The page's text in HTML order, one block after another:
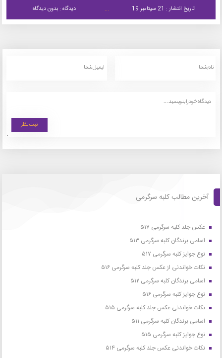
تاریخ انتشار : 21 سپتامبر 19 دیدگاه : بدون دیدگاه
آخرین مطالب کلبه سرگرمی
عکس جلد کلبه سرگرمی ۵۱۷
اسامی برندگان کلبه سرگرمی ۵۱۳
نوع جوایز کلبه سرگرمی ۵۱۷
نکات خواندنی از عکس جلد کلبه سرگرمی ۵۱۶
اسامی برندگان کلبه سرگرمی ۵۱۲
نوع جوایز کلبه سرگرمی ۵۱۶
نکات خواندنی عکس جلد کلبه سرگرمی ۵۱۵
اسامی برندگان کلبه سرگرمی ۵۱۱
نوع جوایز کلبه سرگرمی ۵۱۵
نکات خواندنی عکس جلد کلبه سرگرمی ۵۱۴